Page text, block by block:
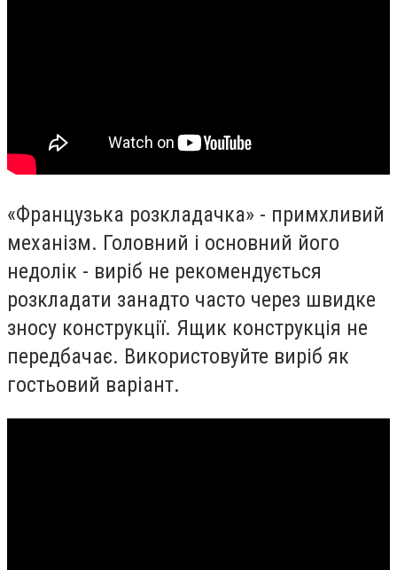
«Французька розкладачка» - примхливий
механізм. Головний і основний його
недолік - виріб не рекомендується
розкладати занадто часто через швидке
зносу конструкції. Ящик конструкція не
передбачає. Використовуйте виріб як
гостьовий варіант.